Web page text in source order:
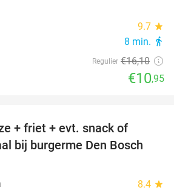
9.7 star
8 min. directions_walk
Regulier €16,10
€10,95
+ friet + evt. snack of
bij burgerme Den Bosch
8.4 star